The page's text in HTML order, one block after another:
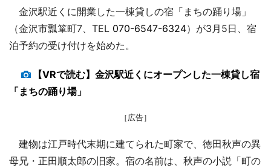
金沢駅近くに開業した一棟貸しの宿「まちの踊り場」
（金沢市瓢箪町7、TEL 070-6547-6324）が3月5日、宿
泊予約の受け付けを始めた。
【VRで読む】金沢駅近くにオープンした一棟貸し宿
「まちの踊り場」
［広告］
建物は江戸時代末期に建てられた町家で、徳田秋声の異
母兄・正田順太郎の旧家。宿の名前は、秋声の小説「町の